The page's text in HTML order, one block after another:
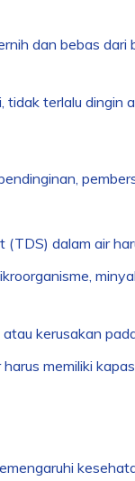
dan bebas
tidak terlalu dingin
dalam air
kerusakan
memiliki